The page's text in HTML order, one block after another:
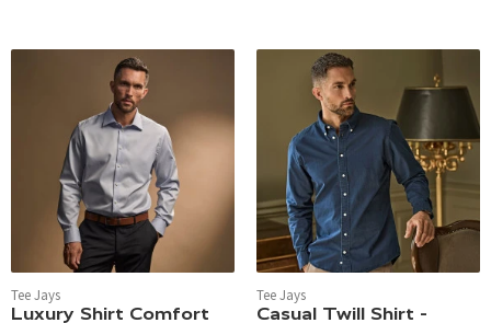
Tee Jays
Luxury Shirt Comfort
Tee Jays
Casual Twill Shirt -